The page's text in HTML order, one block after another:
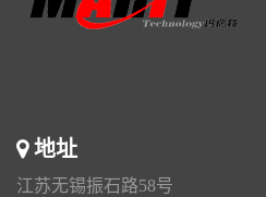
地址
江苏无锡振石路58号